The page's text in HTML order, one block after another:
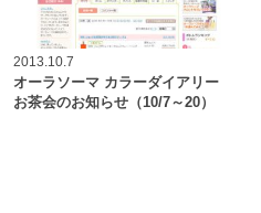
2013.10.7
オーラソーマ カラーダイアリー
お茶会のお知らせ（10/7～20）